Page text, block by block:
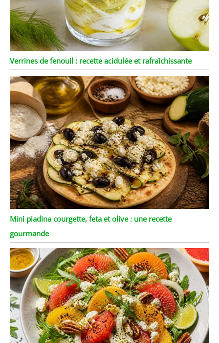
facilite le transport et
convient à la maison, au
bureau, en voyage, en
pique-nique et pour un
usage quotidien
Verrines de fenouil : recette acidulée et rafraîchissante
Mini piadina courgette, feta et olive : une recette
gourmande